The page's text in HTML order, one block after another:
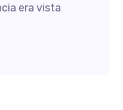
era vista